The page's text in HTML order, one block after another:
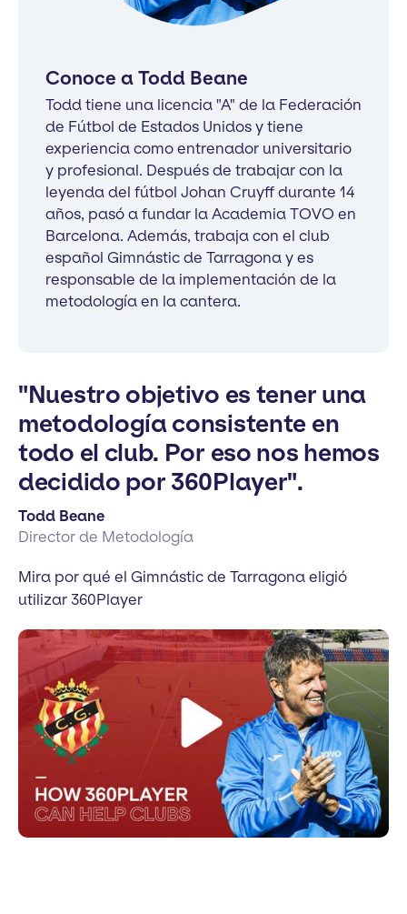
Conoce a Todd Beane
Todd tiene una licencia "A" de la Federación
de Fútbol de Estados Unidos y tiene
experiencia como entrenador universitario
y profesional. Después de trabajar con la
leyenda del fútbol Johan Cruyff durante 14
años, pasó a fundar la Academia TOVO en
Barcelona. Además, trabaja con el club
español Gimnástic de Tarragona y es
responsable de la implementación de la
metodología en la cantera.
"Nuestro objetivo es tener una
metodología consistente en
todo el club. Por eso nos hemos
decidido por 360Player".
Todd Beane
Director de Metodología
Mira por qué el Gimnástic de Tarragona eligió
utilizar 360Player